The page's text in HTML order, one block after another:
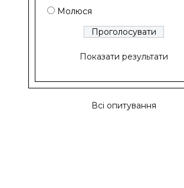
Молюся
Показати результати
Всі опитування